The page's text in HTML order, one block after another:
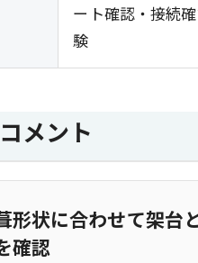
ート確認・接続
験
メント
形状に合わせて架台
確認